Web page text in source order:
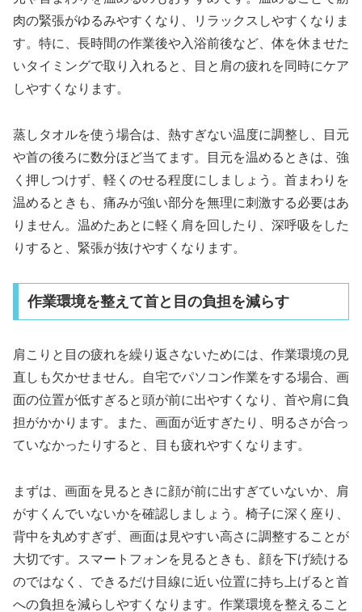
肉の緊張がゆるみやすくなり、リラックスしやすくなりま
す。特に、長時間の作業後や入浴前後など、体を休ませた
いタイミングで取り入れると、目と肩の疲れを同時にケア
しやすくなります。
蒸しタオルを使う場合は、熱すぎない温度に調整し、目元
や首の後ろに数分ほど当てます。目元を温めるときは、強
く押しつけず、軽くのせる程度にしましょう。首まわりを
温めるときも、痛みが強い部分を無理に刺激する必要はあ
りません。温めたあとに軽く肩を回したり、深呼吸をした
りすると、緊張が抜けやすくなります。
作業環境を整えて首と目の負担を減らす
肩こりと目の疲れを繰り返さないためには、作業環境の見
直しも欠かせません。自宅でパソコン作業をする場合、画
面の位置が低すぎると頭が前に出やすくなり、首や肩に負
担がかかります。また、画面が近すぎたり、明るさが合っ
ていなかったりすると、目も疲れやすくなります。
まずは、画面を見るときに顔が前に出すぎていないか、肩
がすくんでいないかを確認しましょう。椅子に深く座り、
背中を丸めすぎず、画面は見やすい高さに調整することが
大切です。スマートフォンを見るときも、顔を下げ続ける
のではなく、できるだけ目線に近い位置に持ち上げると首
への負担を減らしやすくなります。作業環境を整えること